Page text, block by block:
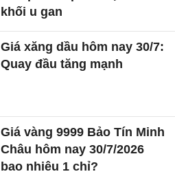
khối u gan
Giá xăng dầu hôm nay 30/7:
Quay đầu tăng mạnh
Giá vàng 9999 Bảo Tín Minh
Châu hôm nay 30/7/2026
bao nhiêu 1 chỉ?